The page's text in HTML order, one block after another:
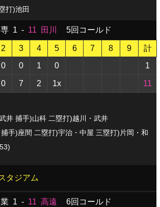
打)池田
1 - 11 田川 5回コールド
2 3 4 5 6 7 8 9
計
0 0 1 0 1
0 7 2 1x 11
井 捕手)山科 二塁打)越川・武井
捕手)座間 二塁打)宇治・中屋 三塁打)片岡・和
タジアム
1 - 11 高遠 6回コールド